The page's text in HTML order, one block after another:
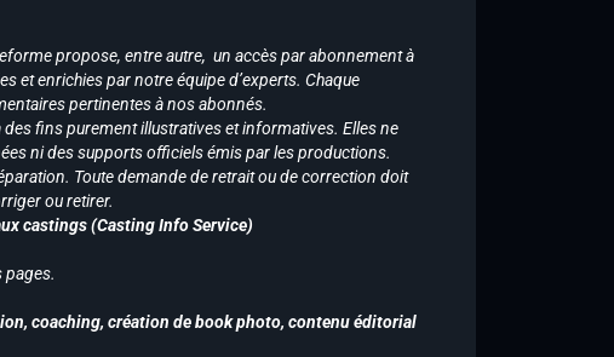
propose, entre autre, un accès par abonnement à
et enrichies par notre équipe d’experts. Chaque
pertinentes à nos abonnés.
des fins purement illustratives et informatives. Elles ne
ni des supports officiels émis par les productions.
Toute demande de retrait ou de correction doit
ou retirer.
castings (Casting Info Service)
pages.
coaching, création de book photo, contenu éditorial